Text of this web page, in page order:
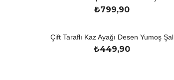
₺799,90
Çift Taraflı Kaz Ayağı Desen Yumoş Şal
₺449,90